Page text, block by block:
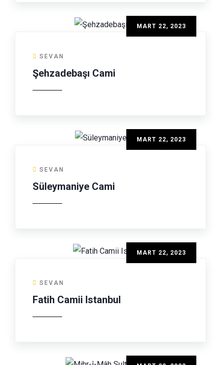
MART 22, 2023
SEVAN
Şehzadebaşı Cami
MART 22, 2023
SEVAN
Süleymaniye Cami
MART 22, 2023
SEVAN
Fatih Camii Istanbul